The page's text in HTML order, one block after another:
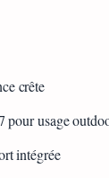
crête
pour usage
intégrée